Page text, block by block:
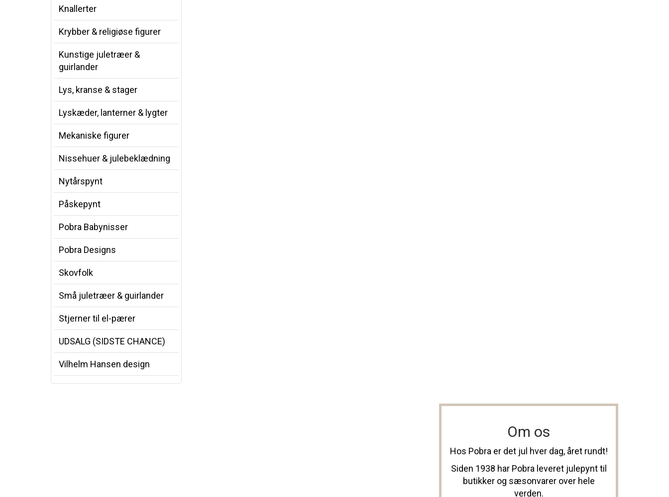
Knallerter
Krybber & religiøse figurer
Kunstige juletræer &
guirlander
Lys, kranse & stager
Lyskæder, lanterner & lygter
Mekaniske figurer
Nissehuer & julebeklædning
Nytårspynt
Påskepynt
Pobra Babynisser
Pobra Designs
Skovfolk
Små juletræer & guirlander
Stjerner til el-pærer
UDSALG (SIDSTE CHANCE)
Vilhelm Hansen design
Om os
Hos Pobra er det jul hver dag, året rundt!
Siden 1938 har Pobra leveret julepynt til
butikker og sæsonvarer over hele
verden.